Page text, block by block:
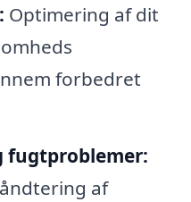
Optimering af dit
forbedret
fugtproblemer:
af